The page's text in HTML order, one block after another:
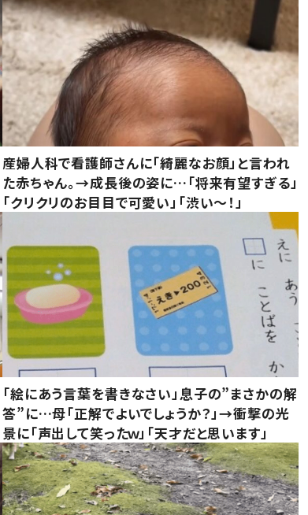
産婦人科で看護師さんに「綺麗なお顔」と言われ
た赤ちゃん。→成長後の姿に…「将来有望すぎる」
「クリクリのお目目で可愛い」「渋い～！」
「絵にあう言葉を書きなさい」息子の”まさかの解
答”に…母「正解でよいでしょうか？」→衝撃の光
景に「声出して笑ったｗ」「天才だと思います」